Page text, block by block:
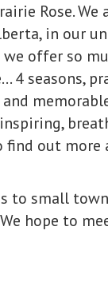
Rose.
in our
offer so
4 seasons,
find out more
to small
hope to